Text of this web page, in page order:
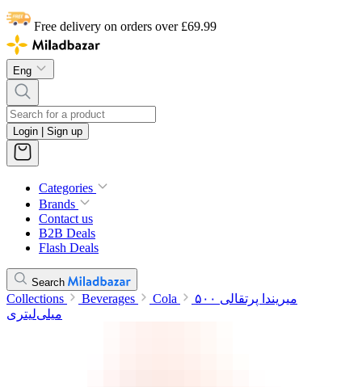
Free delivery on orders over £69.99
Eng
Login | Sign up
Categories
Brands
Contact us
B2B Deals
Flash Deals
Search
Collections Beverages Cola
میریندا پرتقالی ۵۰۰
میلی‌لیتری